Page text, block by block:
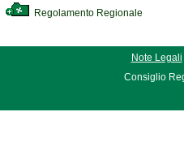
Regolamento Regionale
Note Legali
Consiglio